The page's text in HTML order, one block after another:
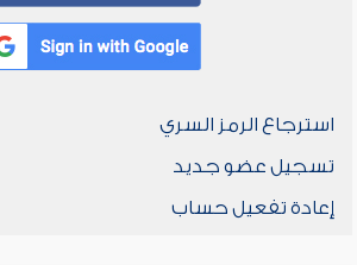
استرجاع الرمز السري
تسجيل عضو جديد
إعادة تفعيل حساب